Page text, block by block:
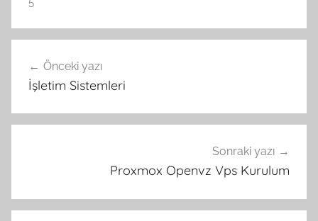
gezinmesi
Önceki yazı
İşletim Sistemleri
Sonraki yazı
Proxmox Openvz Vps Kurulum